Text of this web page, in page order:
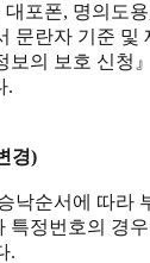
포폰, 명의도
문란자 기준 및
보의 보호 신청
.
경)
낙순서에 따라
특정번호의 경
.